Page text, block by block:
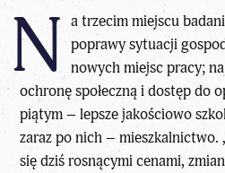
N a trzecim miejscu
poprawy sytuacji
nowych miejsc pracy;
ochronę społeczną i dostęp do
piątym – lepsze jakościowo
zaraz po nich – mieszkalnictwo.
się dziś rosnącymi cenami,